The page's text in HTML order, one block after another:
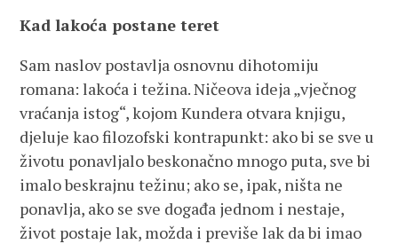
Kad lakoća postane teret
Sam naslov postavlja osnovnu dihotomiju
romana: lakoća i težina. Ničeova ideja „vječnog
vraćanja istog“, kojom Kundera otvara knjigu,
djeluje kao filozofski kontrapunkt: ako bi se sve u
životu ponavljalo beskonačno mnogo puta, sve bi
imalo beskrajnu težinu; ako se, ipak, ništa ne
ponavlja, ako se sve događa jednom i nestaje,
život postaje lak, možda i previše lak da bi imao